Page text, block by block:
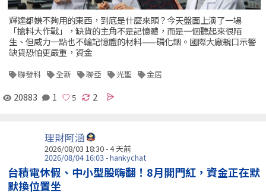
輝達都嫌不夠用的東西，到底是什麼來頭？今天盤面上演了一場
「搶料大作戰」，缺貨的主角不是記憶體，而是一個聽起來很陌
生、但威力一點也不輸記憶體的材料——磷化銦。國際大廠親口示警
缺貨恐怕更嚴重，資金
聯發科 全新 聯亞 光聖 金居
20883 1 2
理財阿涵
2026/08/03 18:30 - 4 天前
2026/08/04 16:03 - hankychat
台積電休假、中小型股嗨翻！8月開門紅，資金正在默
默換位置坐